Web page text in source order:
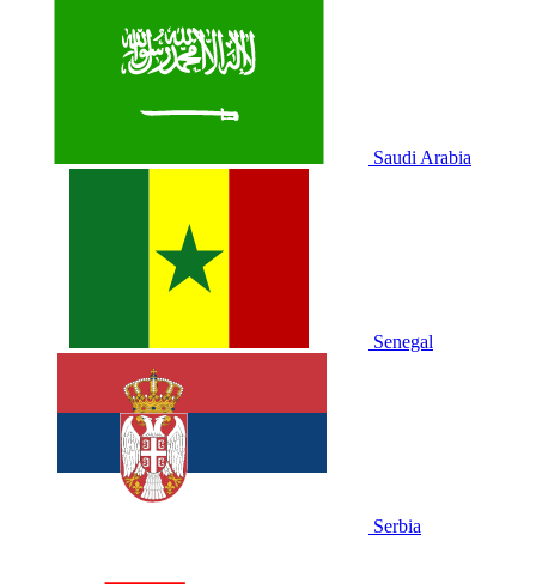
Saudi Arabia
Senegal
Serbia